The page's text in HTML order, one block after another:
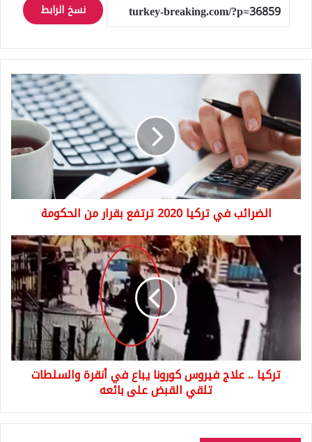
نسخ الرابط
الضرائب
في
2020
ترتفع
بقرار
من
الحكومة
الضرائب في تركيا 2020 ترتفع بقرار من الحكومة
علاج
يباع
والسلطات
بائعه
تركيا .. علاج فيروس كورونا يباع في أنقرة والسلطات
تلقي القبض على بائعه